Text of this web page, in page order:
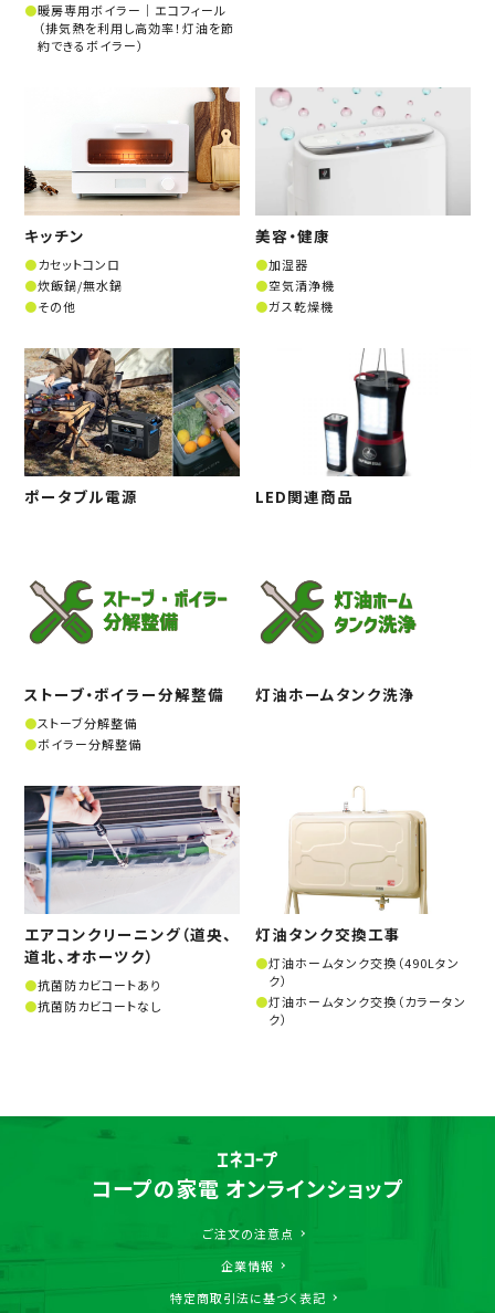
暖房専用ボイラー│エコフィール
（排気熱を利用し高効率！灯油を節
約できるボイラー）
キッチン
カセットコンロ
炊飯鍋/無水鍋
その他
美容・健康
加湿器
空気清浄機
ガス乾燥機
ポータブル電源 LED関連商品
ストーブ・ボイラー分解整備
ストーブ分解整備
ボイラー分解整備
灯油ホームタンク洗浄
エアコンクリーニング（道央、
道北、オホーツク）
抗菌防カビコートあり
抗菌防カビコートなし
灯油タンク交換工事
灯油ホームタンク交換（490Lタン
ク）
灯油ホームタンク交換（カラータン
ク）
コープの家電 オンラインショップ
ご注文の注意点
企業情報
特定商取引法に基づく表記